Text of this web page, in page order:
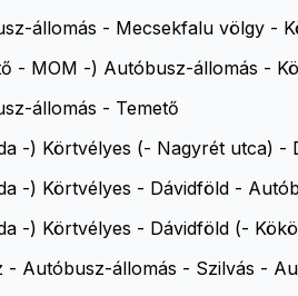
állomás - Mecsekfalu völgy -
- MOM -) Autóbusz-állomás -
állomás - Temető
-) Körtvélyes (- Nagyrét utca) -
-) Körtvélyes - Dávidföld -
-) Körtvélyes - Dávidföld (-
- Autóbusz-állomás - Szilvás -